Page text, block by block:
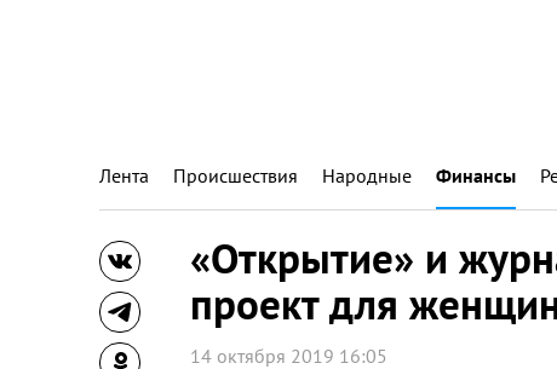
Лента Происшествия Народные Финансы
«Открытие» и
проект для
14 октября 2019 16:05